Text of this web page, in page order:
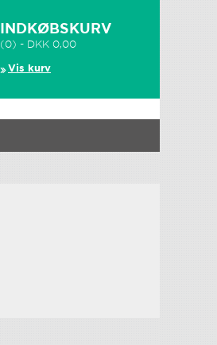
INDKØBSKURV
(0) - DKK 0,00
Vis kurv